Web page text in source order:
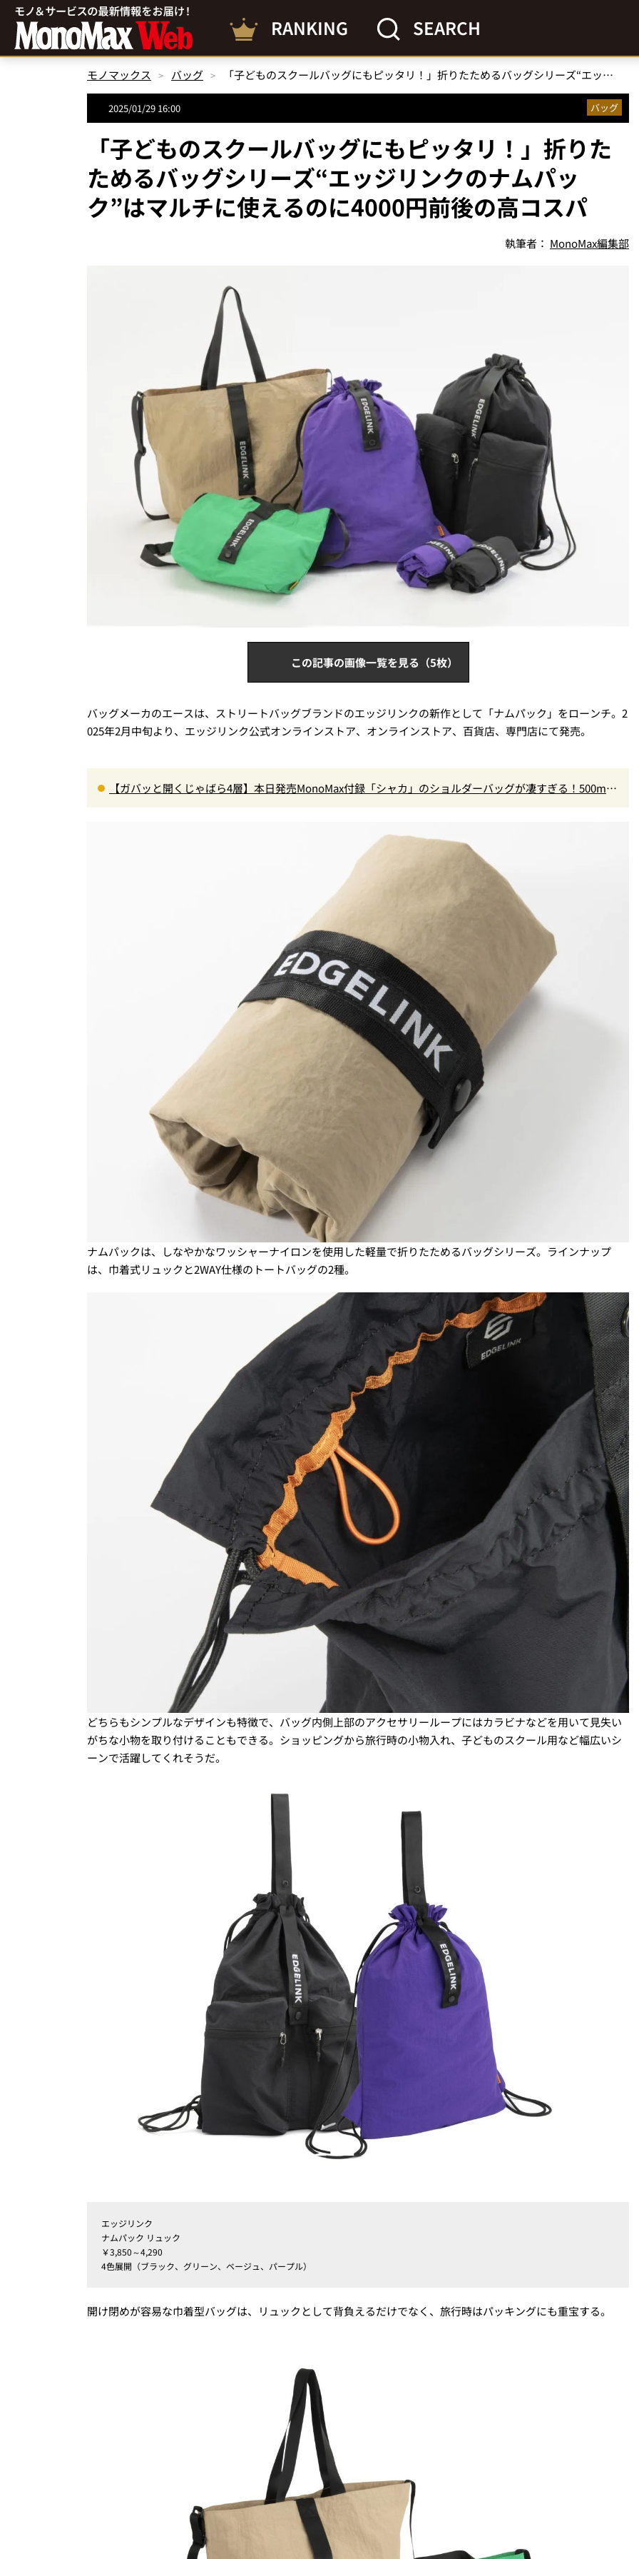
RANKING SEARCH
モノマックス バッグ 「子どものスクールバッグにもピッタリ！」折りたためるバッグシリーズ“エッジリンクのナムパック”はマルチに使えるのに4000円前後の高コスパ
2025/01/29 16:00 バッグ
「子どものスクールバッグにもピッタリ！」折りた
ためるバッグシリーズ“エッジリンクのナムパッ
ク”はマルチに使えるのに4000円前後の高コスパ
執筆者： MonoMax編集部
この記事の画像一覧を見る（5枚）
バッグメーカのエースは、ストリートバッグブランドのエッジリンクの新作として「ナムパック」をローンチ。2
025年2月中旬より、エッジリンク公式オンラインストア、オンラインストア、百貨店、専門店にて発売。
【ガバッと開くじゃばら4層】本日発売MonoMax付録「シャカ」のショルダーバッグが凄すぎる！500mL
ナムパックは、しなやかなワッシャーナイロンを使用した軽量で折りたためるバッグシリーズ。ラインナップ
は、巾着式リュックと2WAY仕様のトートバッグの2種。
どちらもシンプルなデザインも特徴で、バッグ内側上部のアクセサリーループにはカラビナなどを用いて見失い
がちな小物を取り付けることもできる。ショッピングから旅行時の小物入れ、子どものスクール用など幅広いシ
ーンで活躍してくれそうだ。
エッジリンク
ナムパック リュック
￥3,850～4,290
4色展開（ブラック、グリーン、ベージュ、パープル）
開け閉めが容易な巾着型バッグは、リュックとして背負えるだけでなく、旅行時はパッキングにも重宝する。